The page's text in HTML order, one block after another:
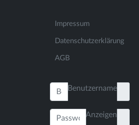
Impressum
Datenschutzerklärung
AGB
Benutzername
Anzeigen